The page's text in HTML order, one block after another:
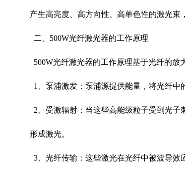
产生高亮度、高方向性、高单色性的激光束
二、 500W光纤激光器的工作原理
500W光纤激光器的工作原理基于光纤的放
1 、泵浦激发：泵浦源提供能量，将光纤
2 、受激辐射：当这些高能级粒子受到光
形成激光。
3、光纤传输：这些激光在光纤中被波导效